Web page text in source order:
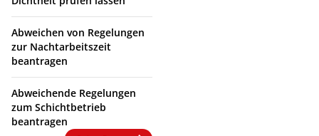
Abweichen von Regelungen
zur Nachtarbeitszeit
beantragen
Abweichende Regelungen
zum Schichtbetrieb
beantragen